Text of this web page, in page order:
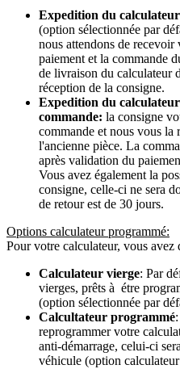
Expedition du
(option sélectionnée par
nous attendons de
paiement et la commande
de livraison du calculateur
réception de la consigne.
Expedition du
commande: la consigne
commande et nous vous la
l'ancienne pièce. La
après validation du
Vous avez également la
consigne, celle-ci ne sera
de retour est de 30 jours.
Options calculateur programmé:
Pour votre calculateur, vous avez
Calculateur vierge: Par
vierges, prêts à étre
(option sélectionnée par
Calcultateur programmé
reprogrammer votre
anti-démarrage, celui-ci
véhicule (option